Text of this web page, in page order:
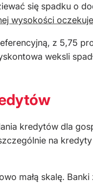
się spadku o
wysokości
z 5,75
weksli
kredytów dla
na
małą skalę.